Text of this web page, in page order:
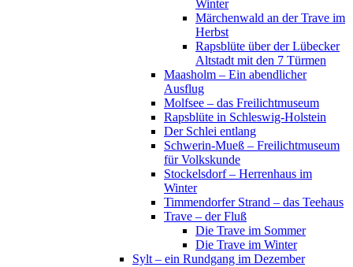
Winter
Märchenwald an der Trave im
Herbst
Rapsblüte über der Lübecker
Altstadt mit den 7 Türmen
Maasholm – Ein abendlicher
Ausflug
Molfsee – das Freilichtmuseum
Rapsblüte in Schleswig-Holstein
Der Schlei entlang
Schwerin-Mueß – Freilichtmuseum
für Volkskunde
Stockelsdorf – Herrenhaus im
Winter
Timmendorfer Strand – das Teehaus
Trave – der Fluß
Die Trave im Sommer
Die Trave im Winter
Sylt – ein Rundgang im Dezember